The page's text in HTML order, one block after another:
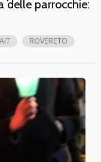
delle parrocchie:
ROVERETO